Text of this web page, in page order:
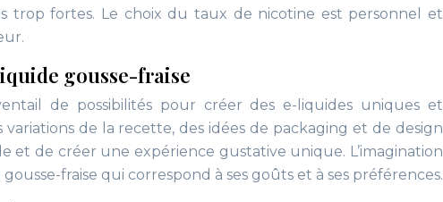
trop fortes. Le choix du taux de nicotine est personnel et
gousse-fraise
de possibilités pour créer des e-liquides uniques et
variations de la recette, des idées de packaging et de design
et de créer une expérience gustative unique. L’imagination
fraise qui correspond à ses goûts et à ses préférences.